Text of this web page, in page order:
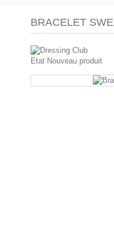
BRACELET
Etat Nouveau produit